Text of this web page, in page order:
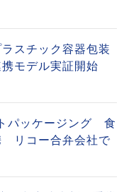
スチック容器包装
携モデル実証開始
パッケージング 食
リコー合弁会社で